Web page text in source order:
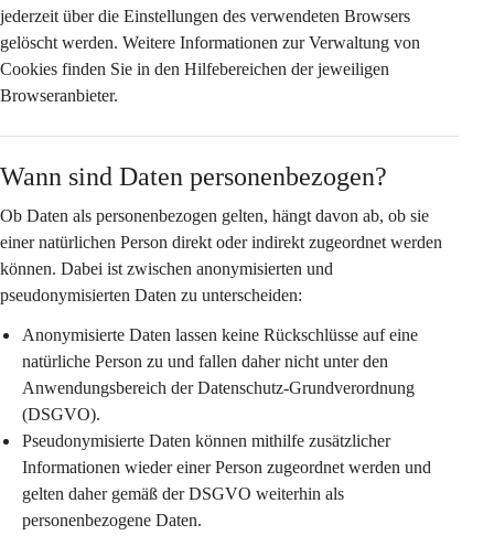
jederzeit über die Einstellungen des verwendeten Browsers
gelöscht werden. Weitere Informationen zur Verwaltung von
Cookies finden Sie in den Hilfebereichen der jeweiligen
Browseranbieter.
Wann sind Daten personenbezogen?
Ob Daten als personenbezogen gelten, hängt davon ab, ob sie
einer natürlichen Person direkt oder indirekt zugeordnet werden
können. Dabei ist zwischen anonymisierten und
pseudonymisierten Daten zu unterscheiden:
Anonymisierte Daten lassen keine Rückschlüsse auf eine
natürliche Person zu und fallen daher nicht unter den
Anwendungsbereich der Datenschutz-Grundverordnung
(DSGVO).
Pseudonymisierte Daten können mithilfe zusätzlicher
Informationen wieder einer Person zugeordnet werden und
gelten daher gemäß der DSGVO weiterhin als
personenbezogene Daten.